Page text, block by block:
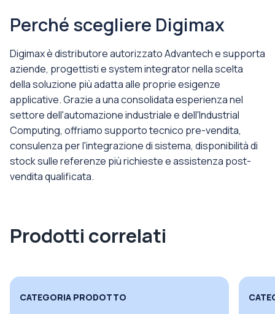
Perché scegliere Digimax
Digimax è distributore autorizzato Advantech e supporta
aziende, progettisti e system integrator nella scelta
della soluzione più adatta alle proprie esigenze
applicative. Grazie a una consolidata esperienza nel
settore dell'automazione industriale e dell'Industrial
Computing, offriamo supporto tecnico pre-vendita,
consulenza per l'integrazione di sistema, disponibilità di
stock sulle referenze più richieste e assistenza post-
vendita qualificata.
Prodotti correlati
CATEGORIA PRODOTTO